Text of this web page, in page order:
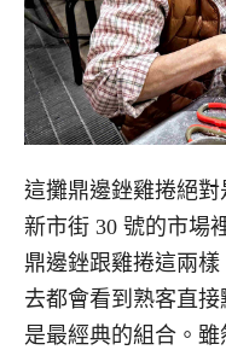
這攤鼎邊銼雞捲絕
新市街 30 號的市場
鼎邊銼跟雞捲這兩
去都會看到熟客直
是最經典的組合。